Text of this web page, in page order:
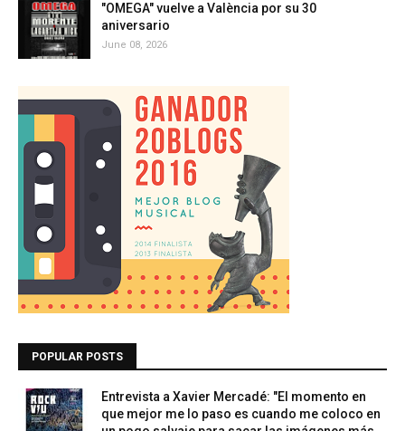
"OMEGA" vuelve a València por su 30
aniversario
June 08, 2026
POPULAR POSTS
Entrevista a Xavier Mercadé: "El momento en
que mejor me lo paso es cuando me coloco en